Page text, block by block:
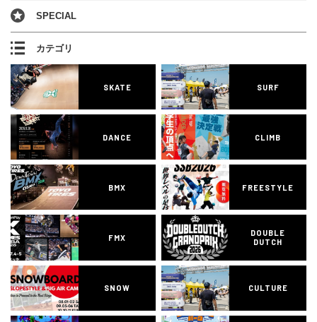
SPECIAL
カテゴリ
SKATE SURF
DANCE CLIMB
BMX FREESTYLE
FMX
DOUBLE
DUTCH
SNOW CULTURE